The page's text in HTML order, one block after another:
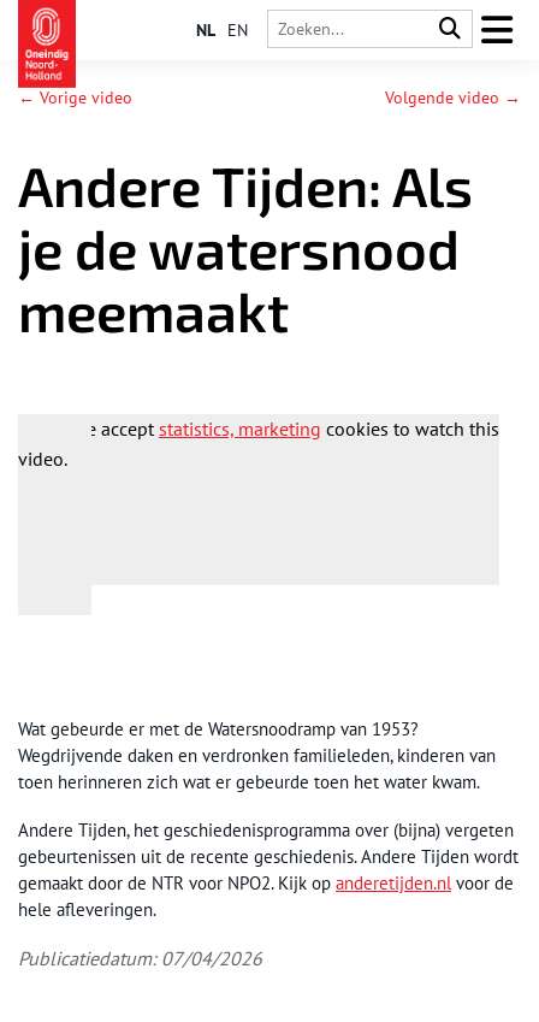
NL EN
← Vorige video Volgende video →
Andere Tijden: Als
je de watersnood
meemaakt
Please acceptstatistics, marketing cookies to watch this
video.
Wat gebeurde er met de Watersnoodramp van 1953?
Wegdrijvende daken en verdronken familieleden, kinderen van
toen herinneren zich wat er gebeurde toen het water kwam.
Andere Tijden, het geschiedenisprogramma over (bijna) vergeten
gebeurtenissen uit de recente geschiedenis. Andere Tijden wordt
gemaakt door de NTR voor NPO2. Kijk op anderetijden.nlvoor de
hele afleveringen.
Publicatiedatum: 07/04/2026